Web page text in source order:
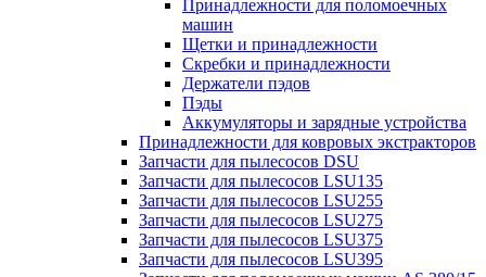
Принадлежности для поломоечных
машин
Щетки и принадлежности
Скребки и принадлежности
Держатели пэдов
Пэды
Аккумуляторы и зарядные устройства
Принадлежности для ковровых экстракторов
Запчасти для пылесосов DSU
Запчасти для пылесосов LSU135
Запчасти для пылесосов LSU255
Запчасти для пылесосов LSU275
Запчасти для пылесосов LSU375
Запчасти для пылесосов LSU395